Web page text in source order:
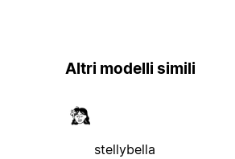
Altri modelli simili
stellybella